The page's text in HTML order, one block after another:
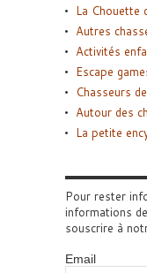
La Chouette
Autres
Activités
Escape
Chasseurs
Autour des
La petite
Pour rester
informations
souscrire à
Email